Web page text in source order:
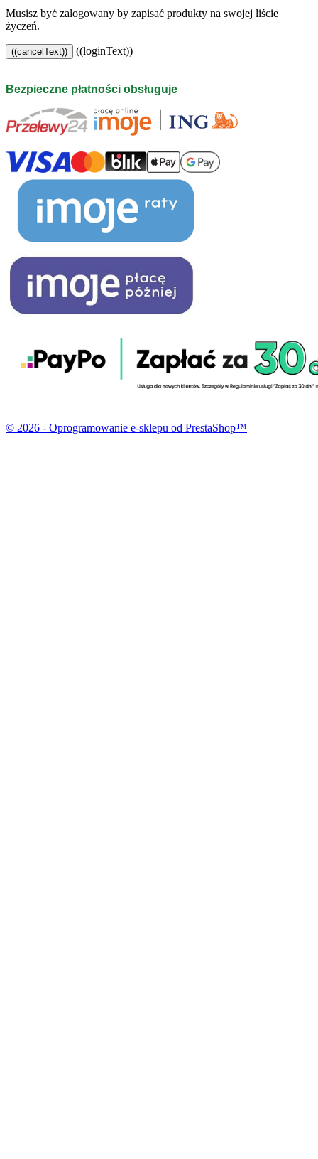
Musisz być zalogowany by zapisać produkty na swojej liście
życzeń.
((cancelText)) ((loginText))
Bezpieczne płatności obsługuje
© 2026 - Oprogramowanie e-sklepu od PrestaShop™